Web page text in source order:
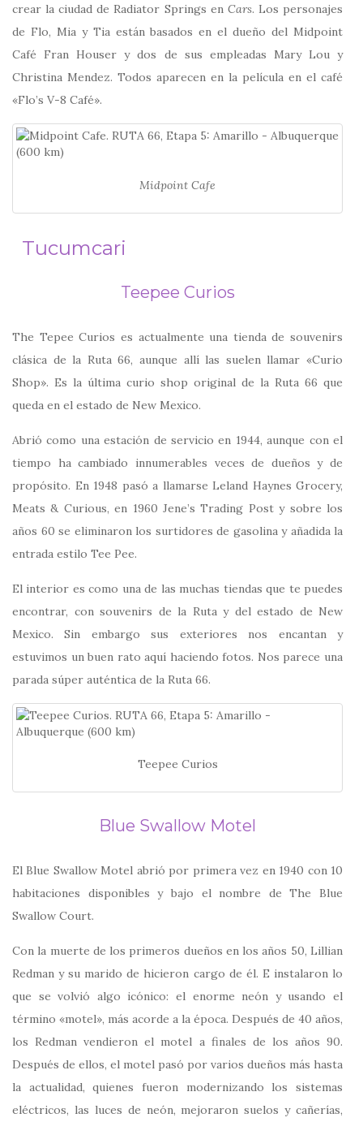
crear la ciudad de Radiator Springs en Cars. Los personajes
de Flo, Mia y Tia están basados en el dueño del Midpoint
Café Fran Houser y dos de sus empleadas Mary Lou y
Christina Mendez. Todos aparecen en la película en el café
«Flo’s V-8 Café».
Midpoint Cafe
Tucumcari
Teepee Curios
The Tepee Curios es actualmente una tienda de souvenirs
clásica de la Ruta 66, aunque allí las suelen llamar «Curio
Shop». Es la última curio shop original de la Ruta 66 que
queda en el estado de New Mexico.
Abrió como una estación de servicio en 1944, aunque con el
tiempo ha cambiado innumerables veces de dueños y de
propósito. En 1948 pasó a llamarse Leland Haynes Grocery,
Meats & Curious, en 1960 Jene’s Trading Post y sobre los
años 60 se eliminaron los surtidores de gasolina y añadida la
entrada estilo Tee Pee.
El interior es como una de las muchas tiendas que te puedes
encontrar, con souvenirs de la Ruta y del estado de New
Mexico. Sin embargo sus exteriores nos encantan y
estuvimos un buen rato aquí haciendo fotos. Nos parece una
parada súper auténtica de la Ruta 66.
Teepee Curios
Blue Swallow Motel
El Blue Swallow Motel abrió por primera vez en 1940 con 10
habitaciones disponibles y bajo el nombre de The Blue
Swallow Court.
Con la muerte de los primeros dueños en los años 50, Lillian
Redman y su marido de hicieron cargo de él. E instalaron lo
que se volvió algo icónico: el enorme neón y usando el
término «motel», más acorde a la época. Después de 40 años,
los Redman vendieron el motel a finales de los años 90.
Después de ellos, el motel pasó por varios dueños más hasta
la actualidad, quienes fueron modernizando los sistemas
eléctricos, las luces de neón, mejoraron suelos y cañerías,